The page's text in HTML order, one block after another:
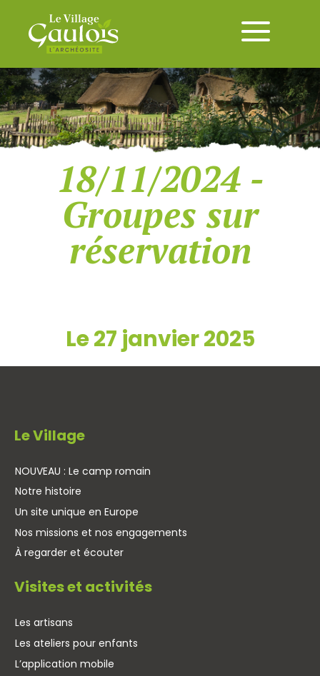
18/11/2024 -
Groupes sur
réservation
Le 27 janvier 2025
Le Village
NOUVEAU : Le camp romain
Notre histoire
Un site unique en Europe
Nos missions et nos engagements
À regarder et écouter
Visites et activités
Les artisans
Les ateliers pour enfants
L’application mobile